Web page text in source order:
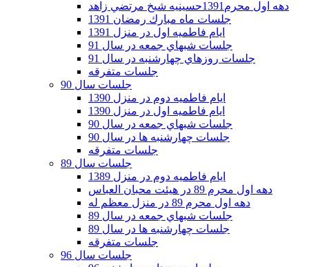
دهه اول محرم1391حسينيه شيخ مرتضي زاهد
جلسات ماه مبارك رمضان 1391
ايام فاطميه اول در منزل 1391
جلسات شبهاي جمعه در سال 91
جلسات روزهاي چهارشنبه در سال 91
جلسات متفرقه
جلسات سال 90
ایام فاطمیه دوم در منزل 1390
ایام فاطمیه اول در منزل 1390
جلسات شبهاي جمعه در سال 90
جلسات چهارشنبه ها در سال 90
جلسات متفرقه
جلسات سال 89
ایام فاطمیه دوم در منزل 1389
دهه اول محرم 89 در هیئت محبان العباس
دهه اول محرم 89 در منزل معظم له
جلسات شبهاي جمعه در سال 89
جلسات چهارشنبه ها در سال 89
جلسات متفرقه
جلسات سال 96